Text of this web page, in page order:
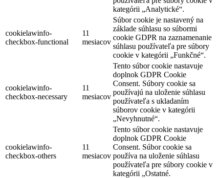
kategórii „Analytické“.
cookielawinfo-
checkbox-functional
11
mesiacov
Súbor cookie je nastavený na
základe súhlasu so súbormi
cookie GDPR na zaznamenanie
súhlasu používateľa pre súbory
cookie v kategórii „Funkčné“.
cookielawinfo-
checkbox-necessary
11
mesiacov
Tento súbor cookie nastavuje
doplnok GDPR Cookie
Consent. Súbory cookie sa
používajú na uloženie súhlasu
používateľa s ukladaním
súborov cookie v kategórii
„Nevyhnutné“.
cookielawinfo-
checkbox-others
11
mesiacov
Tento súbor cookie nastavuje
doplnok GDPR Cookie
Consent. Súbor cookie sa
používa na uloženie súhlasu
používateľa pre súbory cookie v
kategórii „Ostatné.